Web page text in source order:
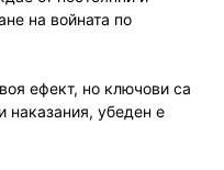
на войната по
ефект, но ключови са
наказания, убеден е